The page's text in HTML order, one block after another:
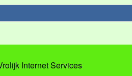
Internet Services